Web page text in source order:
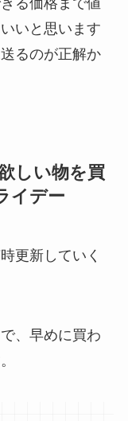
る価格まで値
いと思います
るのが正解か
しい物を買
イデー
更新していく
、早めに買わ